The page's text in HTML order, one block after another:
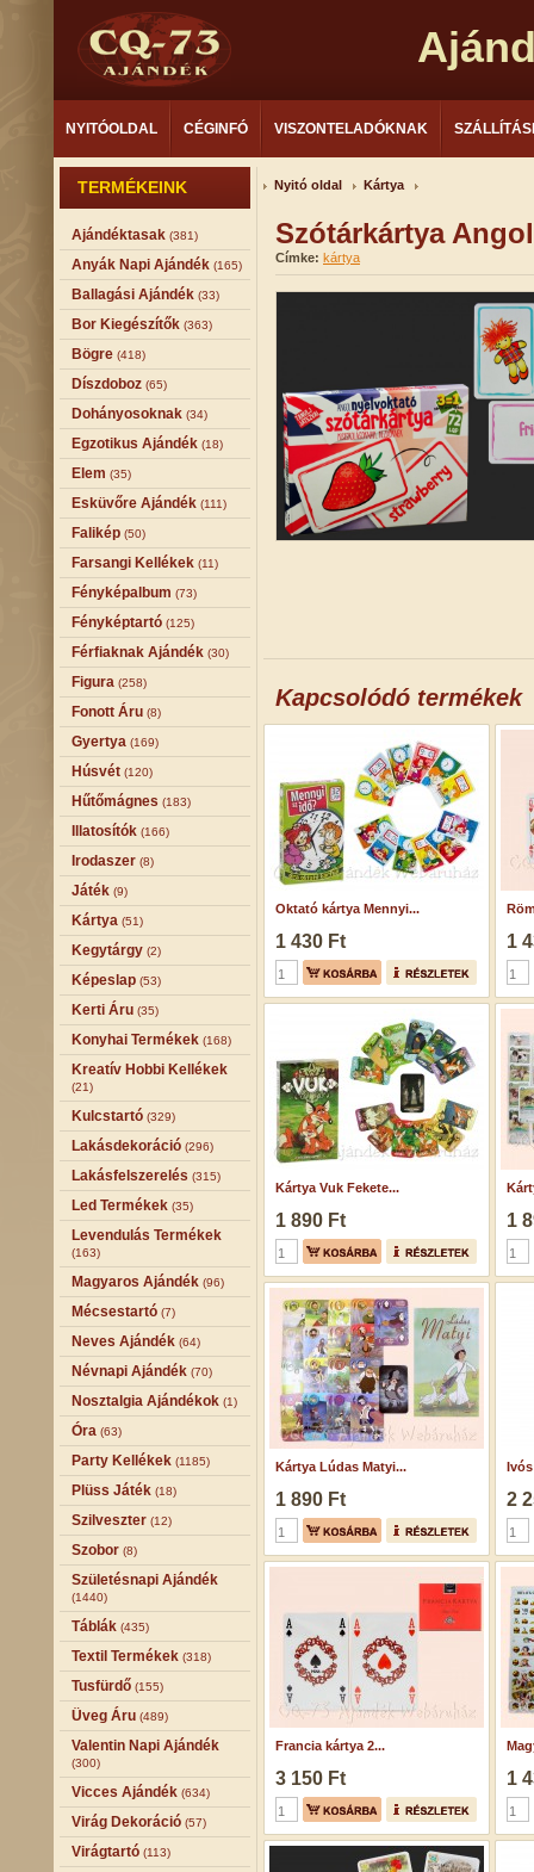
NYITÓOLDAL CÉGINFÓ VISZONTELADÓKNAK
TERMÉKEINK
Ajándéktasak (381)
Anyák Napi Ajándék (165)
Ballagási Ajándék (33)
Bor Kiegészítők (363)
Bögre (418)
Díszdoboz (65)
Dohányosoknak (34)
Egzotikus Ajándék (18)
Elem (35)
Esküvőre Ajándék (111)
Falikép (50)
Farsangi Kellékek (11)
Fényképalbum (73)
Fényképtartó (125)
Férfiaknak Ajándék (30)
Figura (258)
Fonott Áru (8)
Gyertya (169)
Húsvét (120)
Hűtőmágnes (183)
Illatosítók (166)
Irodaszer (8)
Játék (9)
Kártya (51)
Kegytárgy (2)
Képeslap (53)
Kerti Áru (35)
Konyhai Termékek (168)
Kreatív Hobbi Kellékek
(21)
Kulcstartó (329)
Lakásdekoráció (296)
Lakásfelszerelés (315)
Led Termékek (35)
Levendulás Termékek
(163)
Magyaros Ajándék (96)
Mécsestartó (7)
Neves Ajándék (64)
Névnapi Ajándék (70)
Nosztalgia Ajándékok (1)
Óra (63)
Party Kellékek (1185)
Plüss Játék (18)
Szilveszter (12)
Szobor (8)
Születésnapi Ajándék
(1440)
Táblák (435)
Textil Termékek (318)
Tusfürdő (155)
Üveg Áru (489)
Valentin Napi Ajándék
(300)
Vicces Ajándék (634)
Virág Dekoráció (57)
Virágtartó (113)
Nyitó oldal Kártya
Szótárkártya
Címke: kártya
Kapcsolódó termékek
Oktató kártya Mennyi...
1 430 Ft 1
Kártya Vuk Fekete...
1 890 Ft 1
Kártya Lúdas Matyi...
1 890 Ft 2
Francia kártya 2...
3 150 Ft 1